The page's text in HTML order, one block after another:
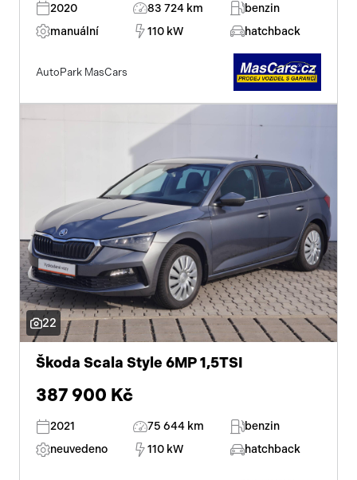
2020 83 724 km
benzin
manuální
110 kW hatchback
AutoPark MasCars
22
Škoda Scala Style 6MP 1,5TSI
387 900 Kč
2021 75 644 km
benzin
neuvedeno
110 kW hatchback